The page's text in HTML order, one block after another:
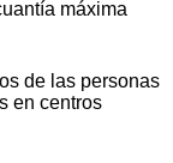
máxima
de las personas
en centros